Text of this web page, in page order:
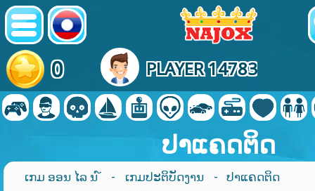
0 PLAYER 14783
ປາແຄດຕິດ
ເກມ ອອນ ໄລ ນ ໌ - ເກມປະຕິບັດງານ - ປາແຄດຕິດ